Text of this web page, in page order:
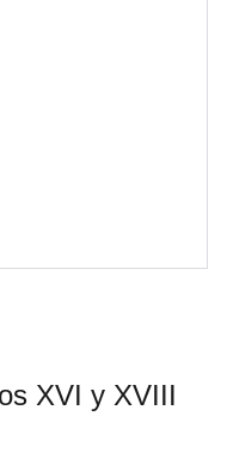
XVI y XVIII